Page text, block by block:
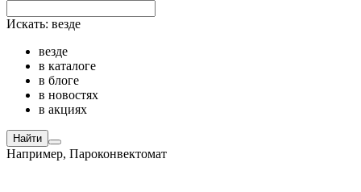
Искать: везде
везде
в каталоге
в блоге
в новостях
в акциях
Найти
Например, Пароконвектомат